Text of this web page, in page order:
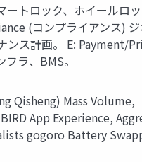
トロック、ホイールロ
(コンプライアンス) ジ
ンス計画。 E: Payment/
ラ、BMS。
Qisheng) Mass Volume,
App Experience,
gogoro Battery